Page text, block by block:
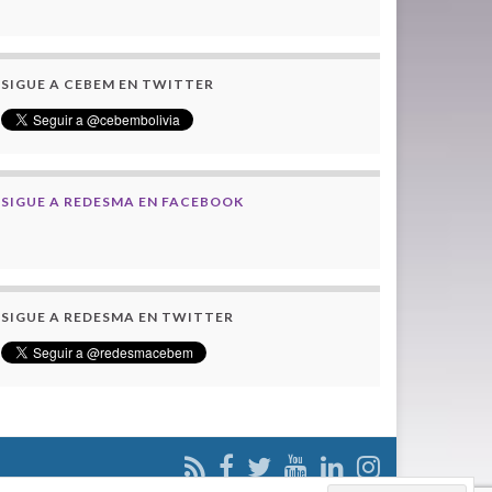
SIGUE A CEBEM EN TWITTER
SIGUE A REDESMA EN FACEBOOK
SIGUE A REDESMA EN TWITTER